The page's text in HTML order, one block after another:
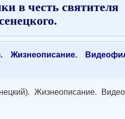
в честь святителя
Жизнеописание.
Жизнеописание.